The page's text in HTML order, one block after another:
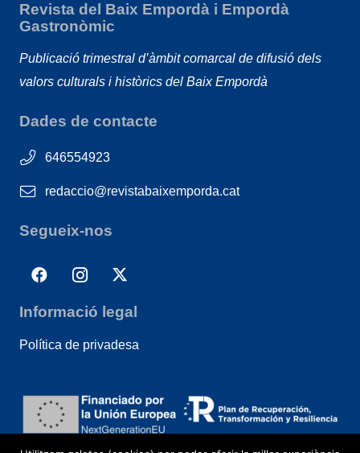
Revista del Baix Empordà i Empordà
Gastronòmic
Publicació trimestral d’àmbit comarcal de difusió dels
valors culturals i històrics del Baix Empordà
Dades de contacte
646554923
redaccio@revistabaixemporda.cat
Segueix-nos
Informació legal
Política de privadesa